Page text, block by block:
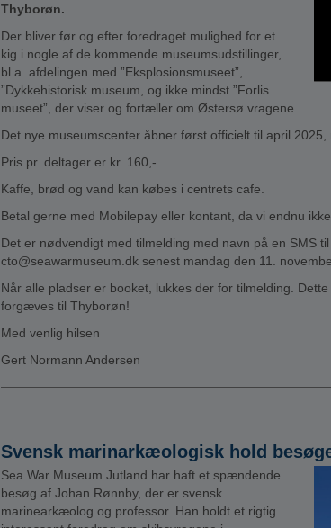
Thyborøn.
Der bliver før og efter foredraget mulighed for et
kig i nogle af de kommende museumsudstillinger,
bl.a. afdelingen med ”Eksplosionsmuseet”,
”Dykkehistorisk museum, og ikke mindst ”Forlis
museet”, der viser og fortæller om Østersø vragene.
Det nye museumscenter åbner først officielt til april
Pris pr. deltager er kr. 160,-
Kaffe, brød og vand kan købes i centrets cafe.
Betal gerne med Mobilepay eller kontant, da vi endnu
Det er nødvendigt med tilmelding med navn på en SMS
cto@seawarmuseum.dk senest mandag den 11.
Når alle pladser er booket, lukkes der for tilmelding.
forgæves til Thyborøn!
Med venlig hilsen
Gert Normann Andersen
Svensk marinarkæologisk hold
Sea War Museum Jutland har haft et spændende
besøg af Johan Rønnby, der er svensk
marinearkæolog og professor. Han holdt et rigtig